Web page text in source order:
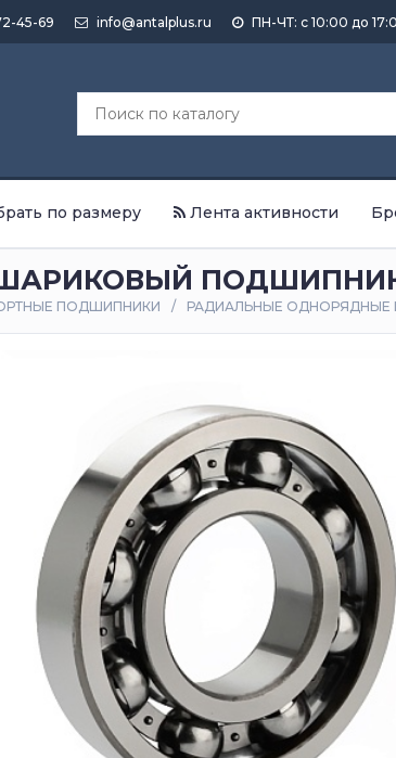
45-69 info@antalplus.ru ПН-ЧТ: с 10:00 до
по размеру Лента активности
ПОДШИПНИК
ПОДШИПНИКИ РАДИАЛЬНЫЕ